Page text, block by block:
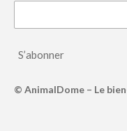
S’abonner
© AnimalDome – Le